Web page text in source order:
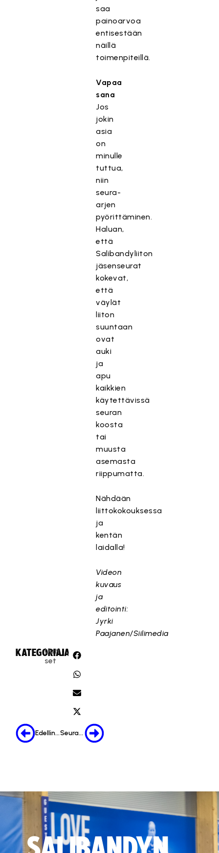
saa
painoarvoa
entisestään
näillä
toimenpiteillä.
Vapaa
sana
Jos
jokin
asia
on
minulle
tuttua,
niin
seura-
arjen
pyörittäminen.
Haluan,
että
Salibandyliiton
jäsenseurat
kokevat,
että
väylät
liiton
suuntaan
ovat
auki
ja
apu
kaikkien
käytettävissä
seuran
koosta
tai
muusta
asemasta
riippumatta.
Nähdään
liittokokouksessa
ja
kentän
laidalla!
Videon
kuvaus
ja
editointi:
Jyrki
Paajanen/Siilimedia
KATEGORIA:
Uuti
set
JAA:
Edellinen Seuraava